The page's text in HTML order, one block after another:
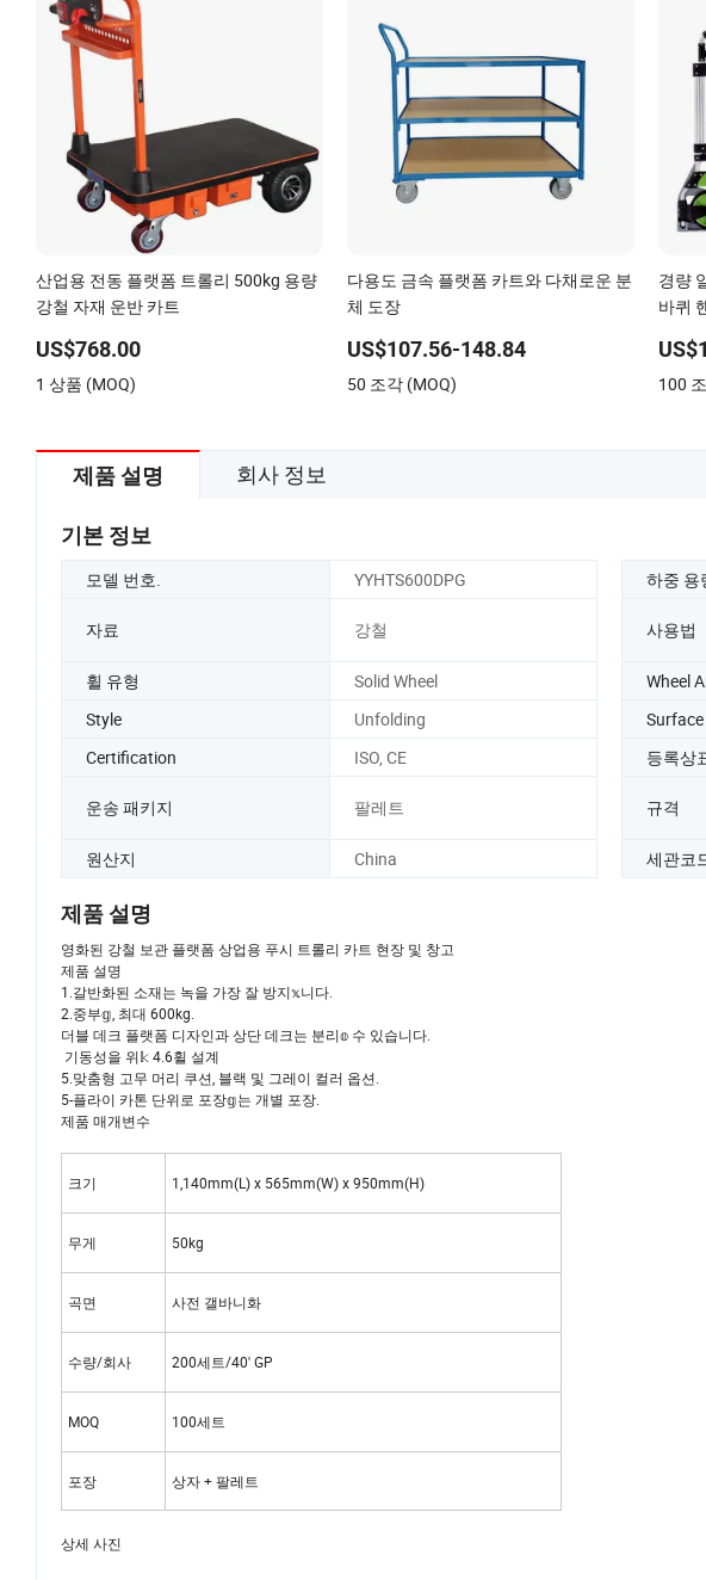
산업용 전동 플랫폼 트롤리 500kg 용량
강철 자재 운반 카트
US$768.00
1 상품 (MOQ)
다용도 금속 플랫폼 카트와 다채로운 분
체 도장
US$107.56-148.84
50 조각 (MOQ)
경량
바퀴
100
제품 설명 회사 정보
기본 정보
모델 번호. YYHTS600DPG 하중 용
자료 강철 사용법
휠 유형
Solid Wheel Wheel
Style
Unfolding
Certification
ISO, CE 등록상
운송 패키지 팔레트 규격
원산지
China 세관코
제품 설명
영화된 강철 보관 플랫폼 상업용 푸시 트롤리 카트 현장 및 창고
제품 설명
1.갈반화된 소재는 녹을 가장 잘 방지𝕩니다.
2.중부𝕘, 최대 600kg.
더블 데크 플랫폼 디자인과 상단 데크는 분리𝕠 수 있습니다.
기동성을 위𝕜 4.6휠 설계
5.맞춤형 고무 머리 쿠션, 블랙 및 그레이 컬러 옵션.
5-플라이 카톤 단위로 포장𝕘는 개별 포장.
제품 매개변수
크기 1,140mm(L) x 565mm(W) x 950mm(H)
무게 50kg
곡면 사전 갤바니화
수량/회사 200세트/40' GP
MOQ 100세트
포장 상자 + 팔레트
상세 사진